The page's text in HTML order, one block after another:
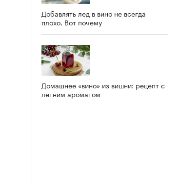
Добавлять лед в вино не всегда
плохо. Вот почему
Домашнее «вино» из вишни: рецепт с
летним ароматом